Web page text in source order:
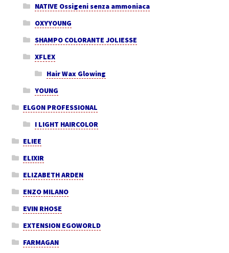
NATIVE Ossigeni senza ammoniaca
OXYYOUNG
SHAMPO COLORANTE JOLIESSE
XFLEX
Hair Wax Glowing
YOUNG
ELGON PROFESSIONAL
I LIGHT HAIRCOLOR
ELIEE
ELIXIR
ELIZABETH ARDEN
ENZO MILANO
EVIN RHOSE
EXTENSION EGOWORLD
FARMAGAN